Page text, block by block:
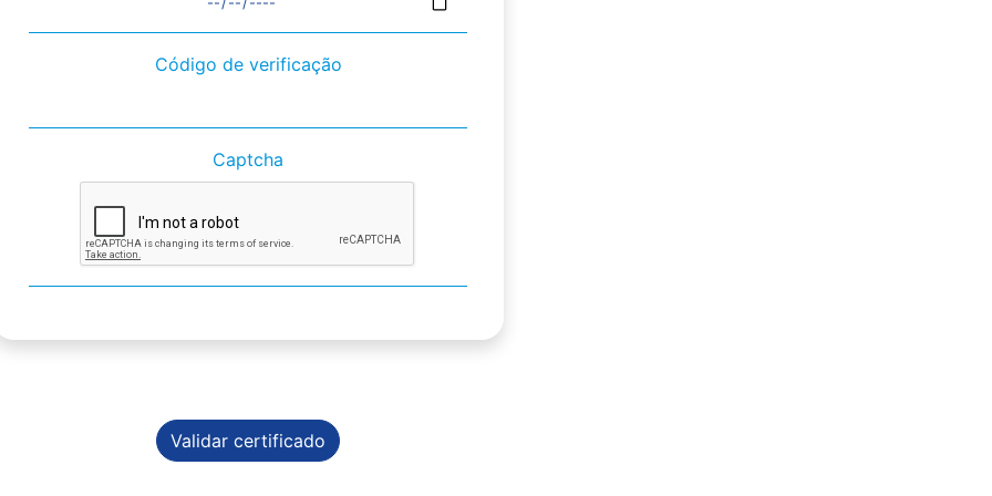
Código de verificação
Captcha
Validar certificado